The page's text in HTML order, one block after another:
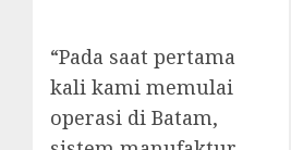
“Pada saat pertama
kali kami memulai
operasi di Batam,